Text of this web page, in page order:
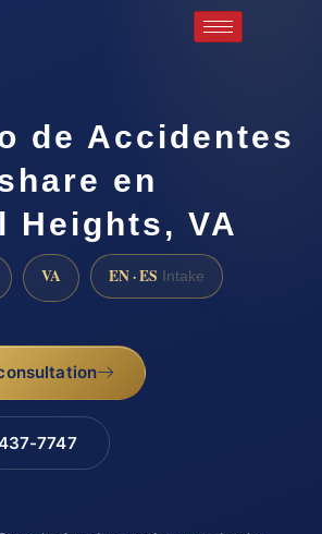
de Accidentes
en
Heights, VA
VA EN · ES Intake
7747